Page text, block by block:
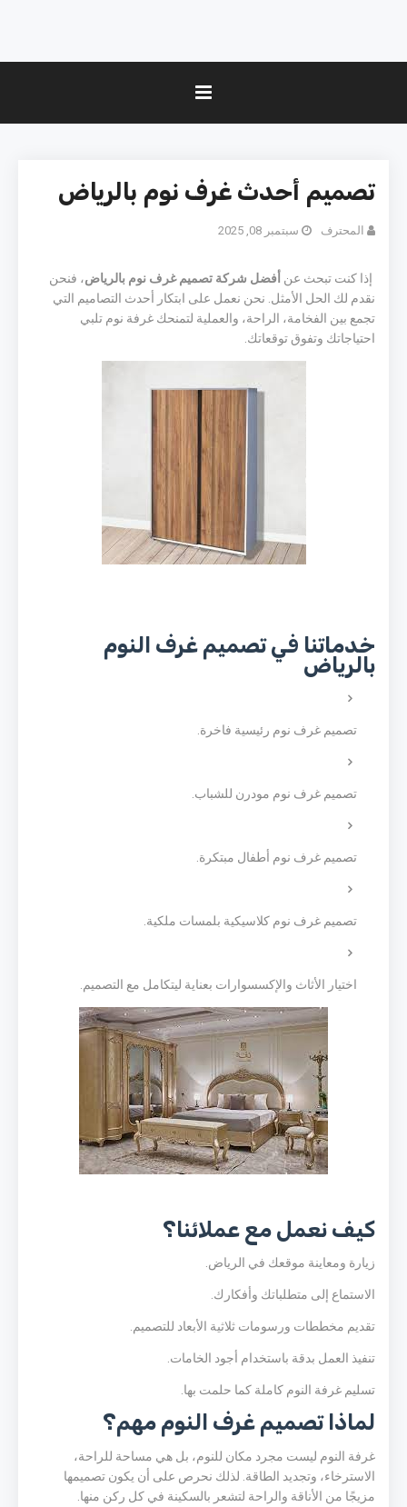
تصميم أحدث غرف نوم بالرياض
المحترف سبتمبر 08, 2025
إذا كنت تبحث عن أفضل شركة تصميم غرف نوم بالرياض، فنحن
نقدم لك الحل الأمثل. نحن نعمل على ابتكار أحدث التصاميم التي
تجمع بين الفخامة، الراحة، والعملية لتمنحك غرفة نوم تلبي
احتياجاتك وتفوق توقعاتك.
خدماتنا في تصميم غرف النوم
بالرياض
تصميم غرف نوم رئيسية فاخرة.
تصميم غرف نوم مودرن للشباب.
تصميم غرف نوم أطفال مبتكرة.
تصميم غرف نوم كلاسيكية بلمسات ملكية.
اختيار الأثاث والإكسسوارات بعناية ليتكامل مع التصميم.
كيف نعمل مع عملائنا؟
زيارة ومعاينة موقعك في الرياض.
الاستماع إلى متطلباتك وأفكارك.
تقديم مخططات ورسومات ثلاثية الأبعاد للتصميم.
تنفيذ العمل بدقة باستخدام أجود الخامات.
تسليم غرفة النوم كاملة كما حلمت بها.
لماذا تصميم غرف النوم مهم؟
غرفة النوم ليست مجرد مكان للنوم، بل هي مساحة للراحة،
الاسترخاء، وتجديد الطاقة. لذلك نحرص على أن يكون تصميمها
مزيجًا من الأناقة والراحة لتشعر بالسكينة في كل ركن منها.